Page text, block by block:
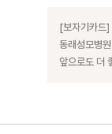
[보자기카드]
동래성모병
앞으로도 더